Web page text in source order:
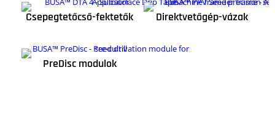
Csepegtetőcső-fektetők Direktvetőgép-vázak
PreDisc modulok